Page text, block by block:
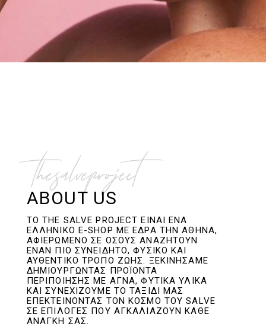
thesalveproject
ABOUT US
ΤΟ THE SALVE PROJECT ΕΊΝΑΙ ΈΝΑ
ΕΛΛΗΝΙΚΌ E-SHOP ΜΕ ΈΔΡΑ ΤΗΝ ΑΘΉΝΑ,
ΑΦΙΕΡΩΜΈΝΟ ΣΕ ΌΣΟΥΣ ΑΝΑΖΗΤΟΎΝ
ΈΝΑΝ ΠΙΟ ΣΥΝΕΙΔΗΤΌ, ΦΥΣΙΚΌ ΚΑΙ
ΑΥΘΕΝΤΙΚΌ ΤΡΌΠΟ ΖΩΉΣ. ΞΕΚΙΝΉΣΑΜΕ
ΔΗΜΙΟΥΡΓΏΝΤΑΣ ΠΡΟΪΌΝΤΑ
ΠΕΡΙΠΟΊΗΣΗΣ ΜΕ ΑΓΝΆ, ΦΥΤΙΚΆ ΥΛΙΚΆ
ΚΑΙ ΣΥΝΕΧΊΖΟΥΜΕ ΤΟ ΤΑΞΊΔΙ ΜΑΣ
ΕΠΕΚΤΕΊΝΟΝΤΑΣ ΤΟΝ ΚΌΣΜΟ ΤΟΥ SALVE
ΣΕ ΕΠΙΛΟΓΈΣ ΠΟΥ ΑΓΚΑΛΙΆΖΟΥΝ ΚΆΘΕ
ΑΝΆΓΚΗ ΣΑΣ.